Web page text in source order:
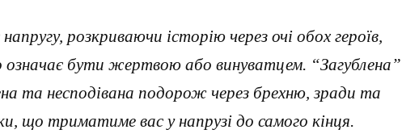
розкриваючи історію через очі обох героїв,
означає бути жертвою або винуватцем. “Загублена”
та несподівана подорож через брехню, зради та
що триматиме вас у напрузі до самого кінця.